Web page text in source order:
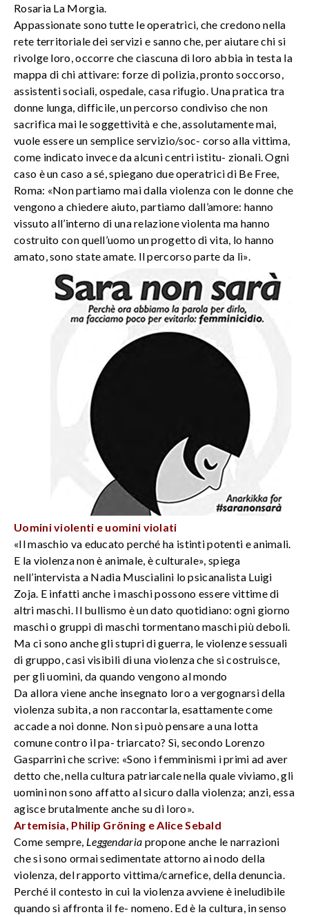
Rosaria La Morgia.
Appassionate sono tutte le operatrici, che credono nella
rete territoriale dei servizi e sanno che, per aiutare chi si
rivolge loro, occorre che ciascuna di loro abbia in testa la
mappa di chi attivare: forze di polizia, pronto soccorso,
assistenti sociali, ospedale, casa rifugio. Una pratica tra
donne lunga, difficile, un percorso condiviso che non
sacrifica mai le soggettività e che, assolutamente mai,
vuole essere un semplice servizio/soc- corso alla vittima,
come indicato invece da alcuni centri istitu- zionali. Ogni
caso è un caso a sé, spiegano due operatrici di Be Free,
Roma: «Non partiamo mai dalla violenza con le donne che
vengono a chiedere aiuto, partiamo dall’amore: hanno
vissuto all’interno di una relazione violenta ma hanno
costruito con quell’uomo un progetto di vita, lo hanno
amato, sono state amate. Il percorso parte da lì».
Uomini violenti e uomini violati
«Il maschio va educato perché ha istinti potenti e animali.
E la violenza non è animale, è culturale», spiega
nell’intervista a Nadia Muscialini lo psicanalista Luigi
Zoja. E infatti anche i maschi possono essere vittime di
altri maschi. Il bullismo è un dato quotidiano: ogni giorno
maschi o gruppi di maschi tormentano maschi più deboli.
Ma ci sono anche gli stupri di guerra, le violenze sessuali
di gruppo, casi visibili di una violenza che si costruisce,
per gli uomini, da quando vengono al mondo
Da allora viene anche insegnato loro a vergognarsi della
violenza subita, a non raccontarla, esattamente come
accade a noi donne. Non si può pensare a una lotta
comune contro il pa- triarcato? Sì, secondo Lorenzo
Gasparrini che scrive: «Sono i femminismi i primi ad aver
detto che, nella cultura patriarcale nella quale viviamo, gli
uomini non sono affatto al sicuro dalla violenza; anzi, essa
agisce brutalmente anche su di loro».
Artemisia, Philip Gröning e Alice Sebald
Come sempre, Leggendaria propone anche le narrazioni
che si sono ormai sedimentate attorno ai nodo della
violenza, del rapporto vittima/carnefice, della denuncia.
Perché il contesto in cui la violenza avviene è ineludibile
quando si affronta il fe- nomeno. Ed è la cultura, in senso